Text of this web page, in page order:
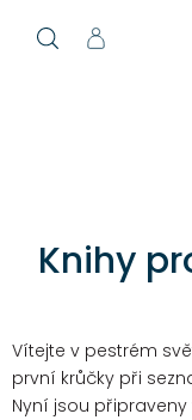
Knihy
Vítejte v pestrém
první krůčky při
Nyní jsou